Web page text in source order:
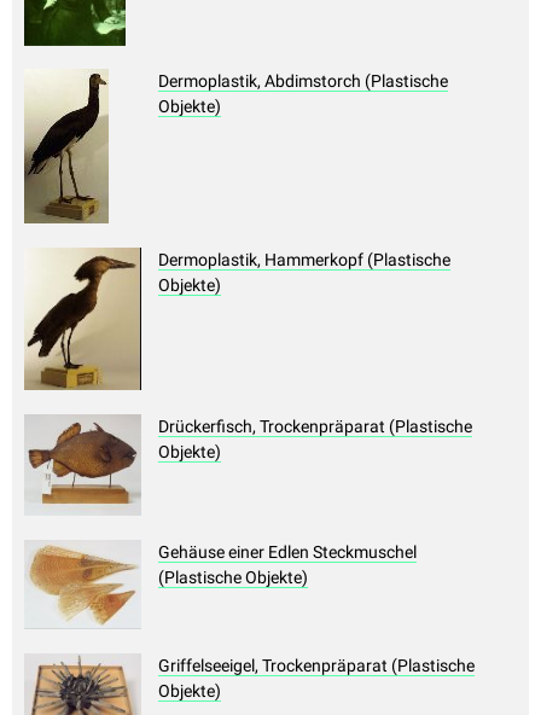
Dermoplastik, Abdimstorch (Plastische
Objekte)
Dermoplastik, Hammerkopf (Plastische
Objekte)
Drückerfisch, Trockenpräparat (Plastische
Objekte)
Gehäuse einer Edlen Steckmuschel
(Plastische Objekte)
Griffelseeigel, Trockenpräparat (Plastische
Objekte)